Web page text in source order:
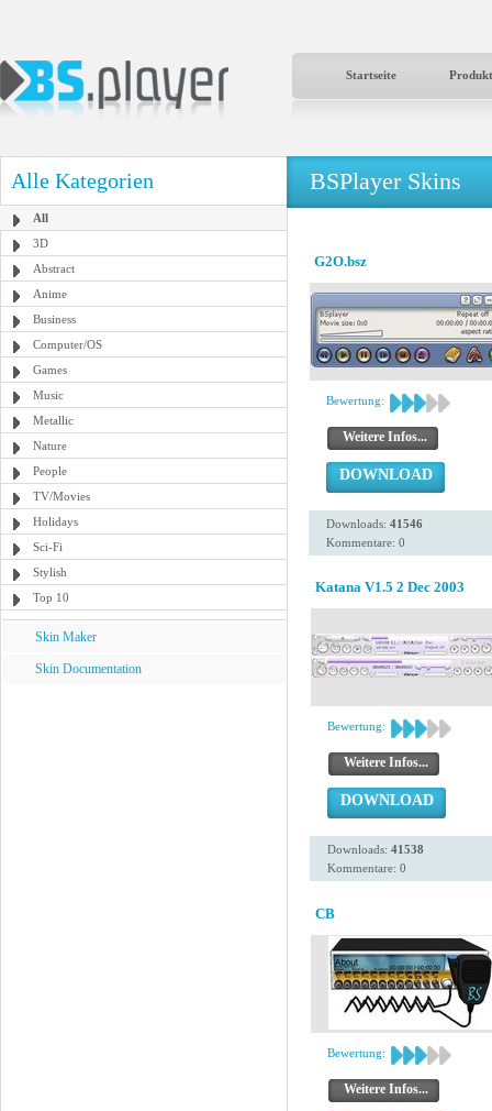
Startseite
Alle Kategorien
All
3D
Abstract
Anime
Business
Computer/OS
Games
Music
Metallic
Nature
People
TV/Movies
Holidays
Sci-Fi
Stylish
Top 10
Skin Maker
Skin Documentation
BSPlayer Skins
G2O.bsz
Bewertung:
Weitere Infos...
DOWNLOAD
Downloads: 41546
Kommentare: 0
Katana V1.5 2 Dec 2003
Bewertung:
Weitere Infos...
DOWNLOAD
Downloads: 41538
Kommentare: 0
CB
Bewertung:
Weitere Infos...